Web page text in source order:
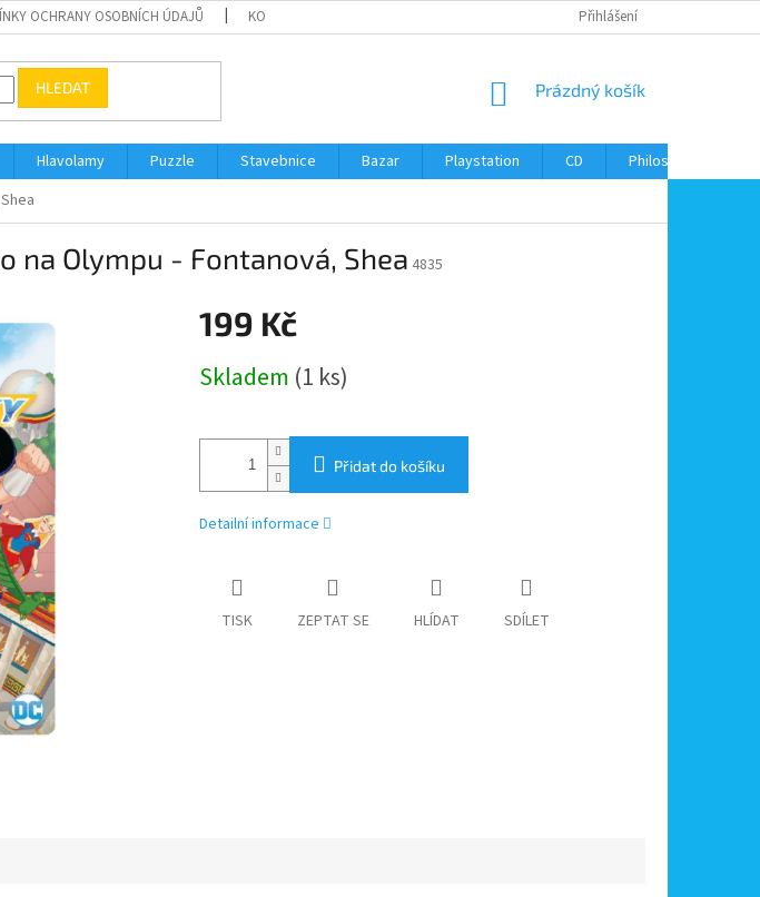
OCHRANY OSOBNÍCH ÚDAJŮ KONTAKTY Přihlášení
HLEDAT
NÁKUPNÍ
Prázdný košík
Hlavolamy Puzzle Stavebnice Bazar Playstation CD Philos
na Olympu - Fontanová, Shea 4835
199 Kč
cena:
Skladem (1 ks)
Přidat do košíku
Detailní informace
TISK ZEPTAT SE HLÍDAT SDÍLET